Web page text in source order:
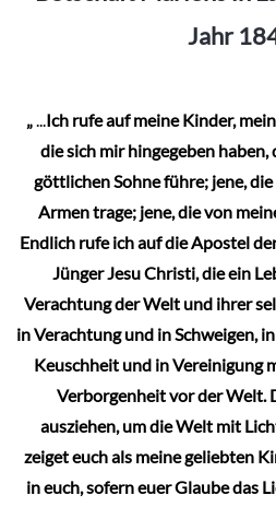
Jahr
„...Ich rufe auf meine Kinder,
die sich mir hingegeben haben,
göttlichen Sohne führe; jene,
Armen trage; jene, die von
Endlich rufe ich auf die Apostel
Jünger Jesu Christi, die ein
Verachtung der Welt und ihrer
in Verachtung und in Schweigen,
Keuschheit und in Vereinigung
Verborgenheit vor der Welt.
ausziehen, um die Welt mit
zeiget euch als meine geliebten
in euch, sofern euer Glaube das